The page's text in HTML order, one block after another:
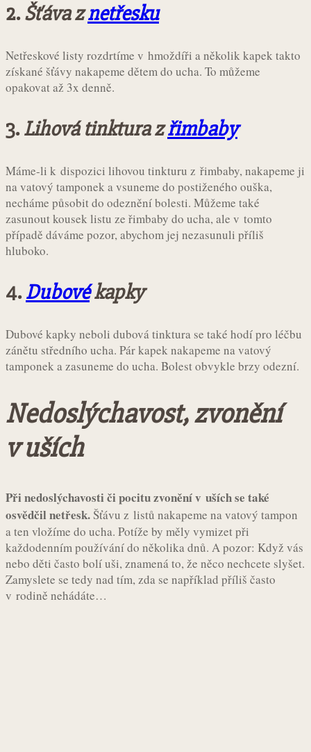
2.Šťáva znetřesku
Netřeskové listy rozdrtíme v hmoždíři a několik kapek takto
získané šťávy nakapeme dětem do ucha. To můžeme
opakovat až 3x denně.
3.Lihová tinktura zřimbaby
Máme-li k dispozici lihovou tinkturu z řimbaby, nakapeme ji
na vatový tamponek a vsuneme do postiženého ouška,
necháme působit do odeznění bolesti. Můžeme také
zasunout kousek listu ze řimbaby do ucha, ale v tomto
případě dáváme pozor, abychom jej nezasunuli příliš
hluboko.
4.Dubovékapky
Dubové kapky neboli dubová tinktura se také hodí pro léčbu
zánětu středního ucha. Pár kapek nakapeme na vatový
tamponek a zasuneme do ucha. Bolest obvykle brzy odezní.
Nedoslýchavost, zvonění
v uších
Při nedoslýchavosti či pocitu zvonění v uších se také
osvědčil netřesk.Šťávu z listů nakapeme na vatový tampon
a ten vložíme do ucha. Potíže by měly vymizet při
každodenním používání do několika dnů. A pozor: Když vás
nebo děti často bolí uši, znamená to, že něco nechcete slyšet.
Zamyslete se tedy nad tím, zda se například příliš často
v rodině nehádáte…